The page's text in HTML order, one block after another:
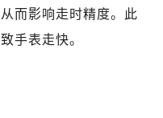
而影响走时精度。此
手表走快。